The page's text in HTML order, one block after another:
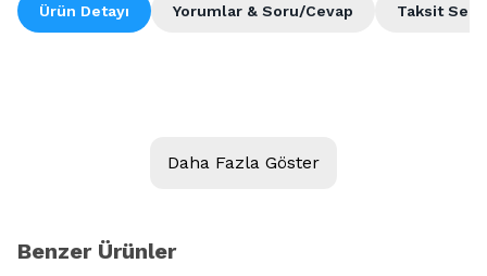
Ürün Detayı Taksit
Yorumlar & Soru/Cevap
Daha Fazla Göster
Benzer Ürünler